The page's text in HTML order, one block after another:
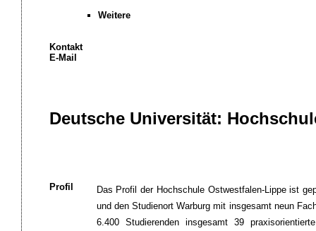
Weitere
Kontakt
E-Mail
Deutsche Universität:
Profil
Das Profil der Hochschule Ostwestfalen-Lippe ist
und den Studienort Warburg mit insgesamt neun
6.400 Studierenden insgesamt 39